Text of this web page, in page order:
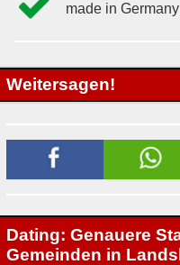
made in Germany
Weitersagen!
Dating: Genauere
Gemeinden in